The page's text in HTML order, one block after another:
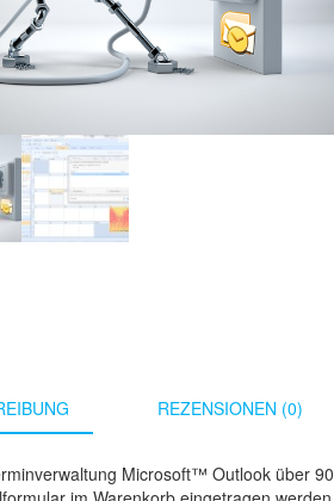
REZENSIONEN (0)
Microsoft™ Outlook über